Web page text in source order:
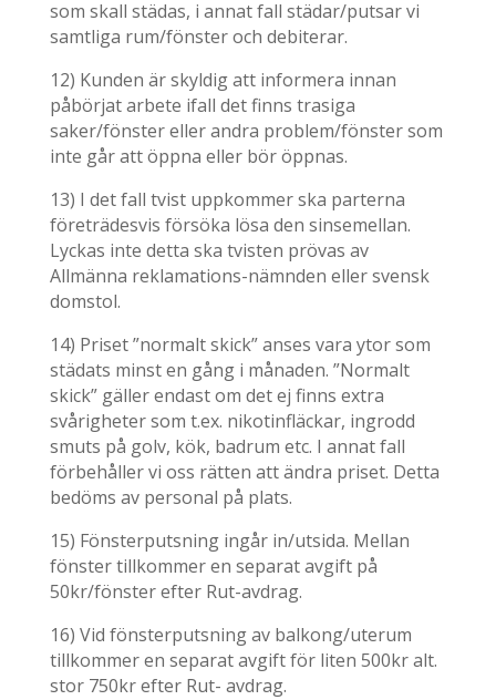
som skall städas, i annat fall städar/putsar vi
samtliga rum/fönster och debiterar.
12) Kunden är skyldig att informera innan
påbörjat arbete ifall det finns trasiga
saker/fönster eller andra problem/fönster som
inte går att öppna eller bör öppnas.
13) I det fall tvist uppkommer ska parterna
företrädesvis försöka lösa den sinsemellan.
Lyckas inte detta ska tvisten prövas av
Allmänna reklamations-nämnden eller svensk
domstol.
14) Priset ”normalt skick” anses vara ytor som
städats minst en gång i månaden. ”Normalt
skick” gäller endast om det ej finns extra
svårigheter som t.ex. nikotinfläckar, ingrodd
smuts på golv, kök, badrum etc. I annat fall
förbehåller vi oss rätten att ändra priset. Detta
bedöms av personal på plats.
15) Fönsterputsning ingår in/utsida. Mellan
fönster tillkommer en separat avgift på
50kr/fönster efter Rut-avdrag.
16) Vid fönsterputsning av balkong/uterum
tillkommer en separat avgift för liten 500kr alt.
stor 750kr efter Rut- avdrag.